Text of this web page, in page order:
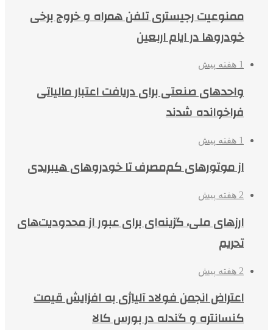
ممنوعیت رجیستری تلفن همراه و خروج برخی
خودروها در ایام اربعین
1 هفته پیش
واحدهای صنعتی برای دریافت اعتبار مالیاتی
فراخوانده شدند
1 هفته پیش
از موتورهای کم‌مصرف تا خودروهای هیبریدی
2 هفته پیش
ارزهای ملی، گزینه‌ای برای عبور از محدودیت‌های
تحریم
2 هفته پیش
اعتراض انجمن فولاد آلیاژی به افزایش قیمت
کنسانتره و گندله در بورس کالا